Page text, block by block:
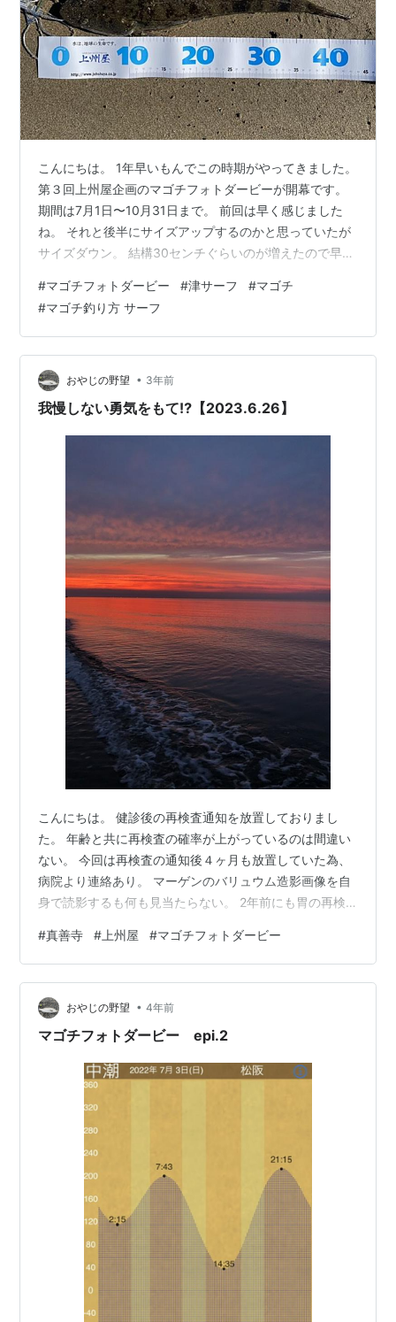
こんにちは。 1年早いもんでこの時期がやってきました。
第３回上州屋企画のマゴチフォトダービーが開幕です。
期間は7月1日〜10月31日まで。 前回は早く感じました
ね。 それと後半にサイズアップするのかと思っていたが
サイズダウン。 結構30センチぐらいのが増えたので早い
印を頂きに行ってきました。 くくり抜けるには作法があ
り３回ぐるぐる回ります。 鈴鹿墨を使った御朱印になり
ます。通常の墨も選択できますが期間限定になります。
基線とにじみのコントラストが特徴のようです。 確かに
水が多くて滲んでいるのかと勘違いしそうです。 この
後、夕まずめに行き…
#マゴチフォトダービー #津サーフ #マゴチ
#マゴチ釣り方 サーフ
おやじの野望 • 3年前
我慢しない勇気をもて⁉️【2023.6.26】
こんにちは。 健診後の再検査通知を放置しておりまし
た。 年齢と共に再検査の確率が上がっているのは間違い
ない。 今回は再検査の通知後４ヶ月も放置していた為、
病院より連絡あり。 マーゲンのバリュウム造影画像を自
身で読影するも何も見当たらない。 2年前にも胃の再検
やいや、これ泡でしょ！指摘してみたが胃カメラを飲ま
された。 結果、何もありません。綺麗ですね⁉️経過観察
で良いやん‼️ こんな事もあり放置しておりました。 先
週、担当して頂いた医師との問診の際に画像からは何も
無い様に見える。 まあ、カメラで見ておいた方が良いで
#真善寺 # 上州屋 #マゴチフォトダービー
おやじの野望 • 4年前
マゴチフォトダービー epi.2